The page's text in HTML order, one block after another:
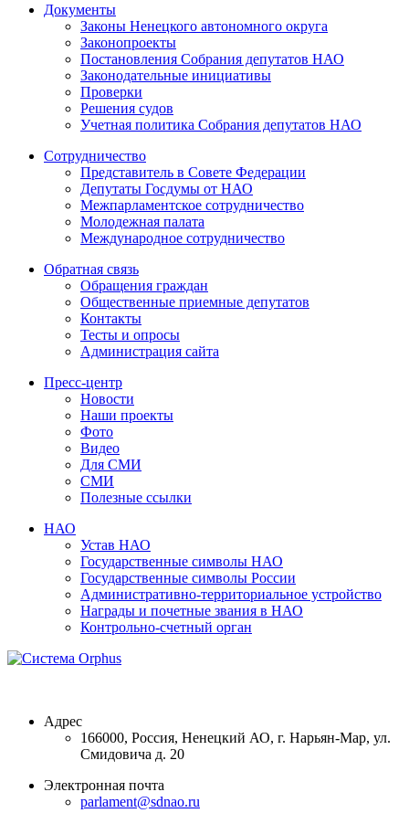
Документы
Законы Ненецкого автономного округа
Законопроекты
Постановления Собрания депутатов НАО
Законодательные инициативы
Проверки
Решения судов
Учетная политика Собрания депутатов НАО
Сотрудничество
Представитель в Совете Федерации
Депутаты Госдумы от НАО
Межпарламентское сотрудничество
Молодежная палата
Международное сотрудничество
Обратная cвязь
Обращения граждан
Общественные приемные депутатов
Контакты
Тесты и опросы
Администрация сайта
Пресс-центр
Новости
Наши проекты
Фото
Видео
Для СМИ
СМИ
Полезные ссылки
НАО
Устав НАО
Государственные символы НАО
Государственные символы России
Административно-территориальное устройство
Награды и почетные звания в НАО
Контрольно-счетный орган
Адрес
166000, Россия, Ненецкий АО, г. Нарьян-Мар, ул.
Смидовича д. 20
Электронная почта
parlament@sdnao.ru